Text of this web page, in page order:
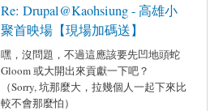
Re: Drupal@Kaohsiung - 高雄小
聚首映場【現場加碼送】
嘿，沒問題，不過這應該要先凹地頭蛇
Gloom 或大開出來貢獻一下吧？
（Sorry, 坑那麼大，拉幾個人一起下來比
較不會那麼怕）